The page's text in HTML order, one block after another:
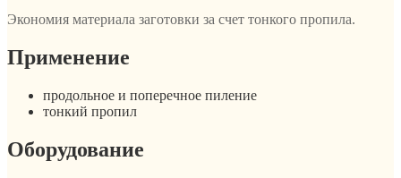
Экономия материала заготовки за счет тонкого пропила.
Применение
продольное и поперечное пиление
тонкий пропил
Оборудование